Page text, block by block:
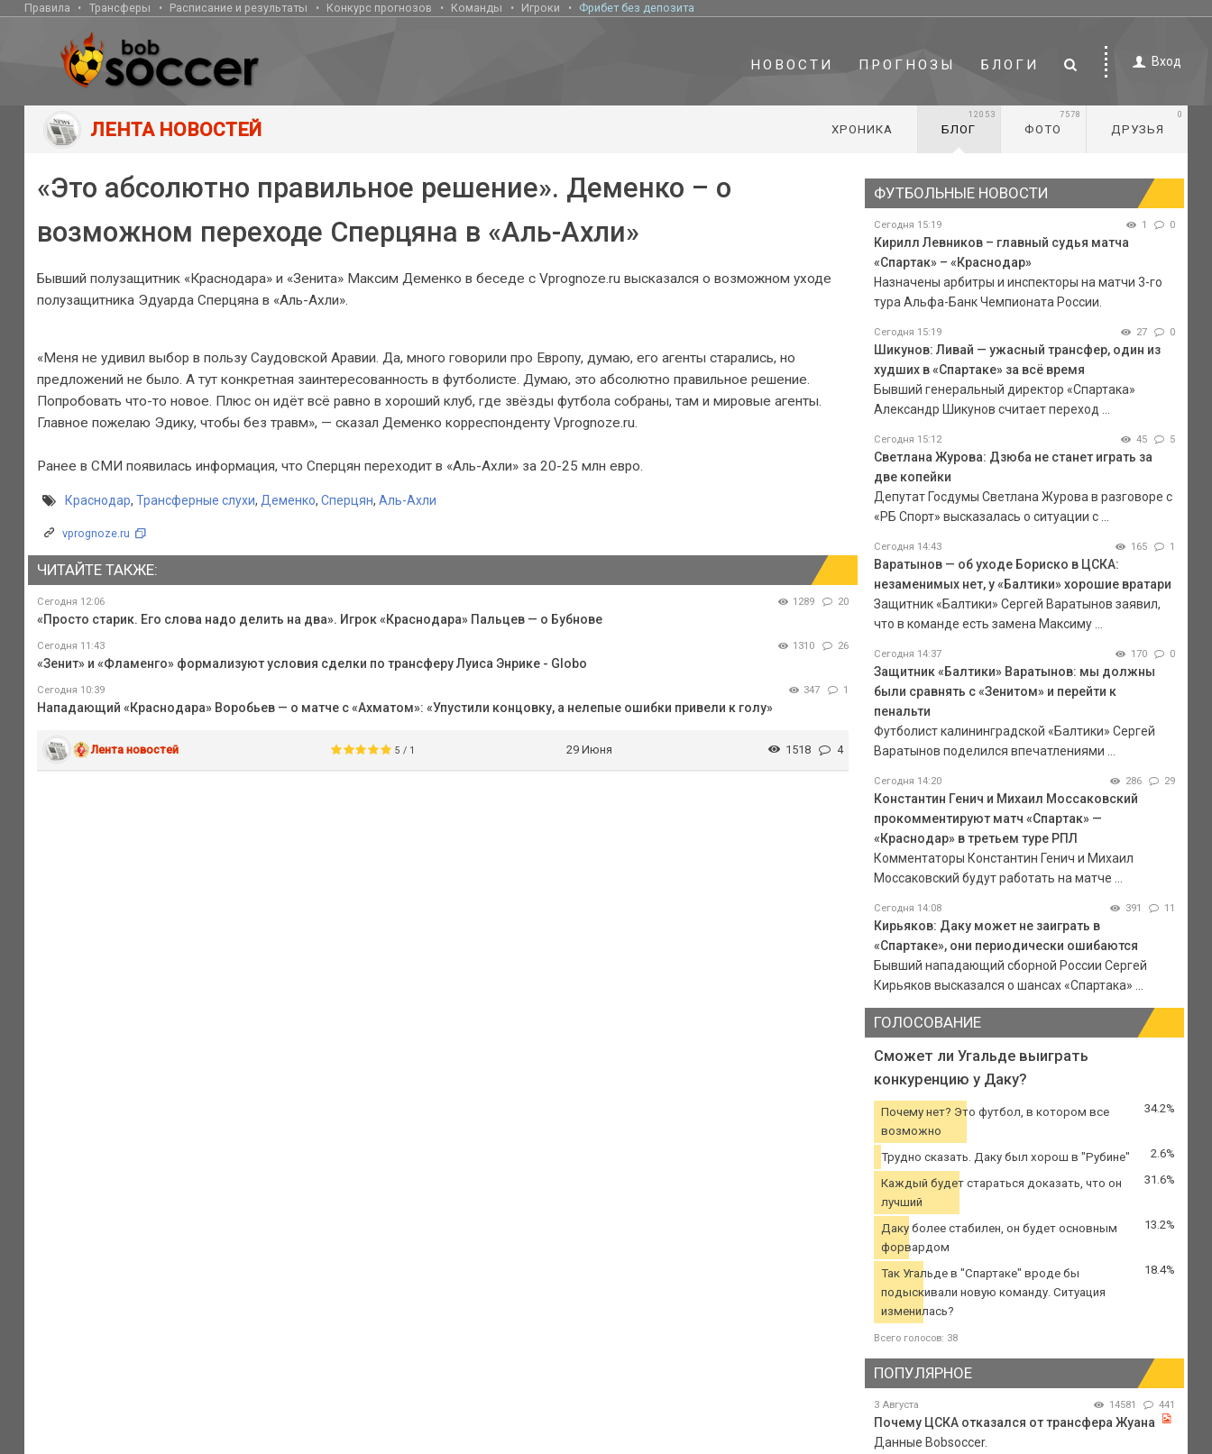
Правила Трансферы Расписание и результаты Конкурс прогнозов Команды Игроки Фрибет без депозита
НОВОСТИ ПРОГНОЗЫ БЛОГИ Вход
ЛЕНТА НОВОСТЕЙ ХРОНИКА БЛОГ
12053
ФОТО
7578
ДРУЗЬЯ
0
«Это абсолютно правильное решение». Деменко – о
возможном переходе Сперцяна в «Аль-Ахли»
Бывший полузащитник «Краснодара» и «Зенита» Максим Деменко в беседе с Vprognoze.ru высказался о возможном уходе
полузащитника Эдуарда Сперцяна в «Аль-Ахли».
«Меня не удивил выбор в пользу Саудовской Аравии. Да, много говорили про Европу, думаю, его агенты старались, но
предложений не было. А тут конкретная заинтересованность в футболисте. Думаю, это абсолютно правильное решение.
Попробовать что-то новое. Плюс он идёт всё равно в хороший клуб, где звёзды футбола собраны, там и мировые агенты.
Главное пожелаю Эдику, чтобы без травм», — сказал Деменко корреспонденту Vprognoze.ru.
Ранее в СМИ появилась информация, что Сперцян переходит в «Аль-Ахли» за 20-25 млн евро.
Краснодар, Трансферные слухи, Деменко, Сперцян, Аль-Ахли
vprognoze.ru
ЧИТАЙТЕ ТАКЖЕ:
Сегодня 12:06 1289 20
«Просто старик. Его слова надо делить на два». Игрок «Краснодара» Пальцев — о Бубнове
Сегодня 11:43 1310 26
«Зенит» и «Фламенго» формализуют условия сделки по трансферу Луиса Энрике - Globo
Сегодня 10:39 347 1
Нападающий «Краснодара» Воробьев — о матче с «Ахматом»: «Упустили концовку, а нелепые ошибки привели к голу»
Лента новостей 5 / 1 29 Июня 1518 4
ФУТБОЛЬНЫЕ НОВОСТИ
Сегодня 15:19 1 0
Кирилл Левников – главный судья матча
«Спартак» – «Краснодар»
Назначены арбитры и инспекторы на матчи 3-го
тура Альфа-Банк Чемпионата России.
Сегодня 15:19 27 0
Шикунов: Ливай — ужасный трансфер, один из
худших в «Спартаке» за всё время
Бывший генеральный директор «Спартака»
Александр Шикунов считает переход ...
Сегодня 15:12 45 5
Светлана Журова: Дзюба не станет играть за
две копейки
Депутат Госдумы Светлана Журова в разговоре с
«РБ Спорт» высказалась о ситуации с ...
Сегодня 14:43 165 1
Варатынов — об уходе Бориско в ЦСКА:
незаменимых нет, у «Балтики» хорошие вратари
Защитник «Балтики» Сергей Варатынов заявил,
что в команде есть замена Максиму ...
Сегодня 14:37 170 0
Защитник «Балтики» Варатынов: мы должны
были сравнять с «Зенитом» и перейти к
пенальти
Футболист калининградской «Балтики» Сергей
Варатынов поделился впечатлениями ...
Сегодня 14:20 286 29
Константин Генич и Михаил Моссаковский
прокомментируют матч «Спартак» —
«Краснодар» в третьем туре РПЛ
Комментаторы Константин Генич и Михаил
Моссаковский будут работать на матче ...
Сегодня 14:08 391 11
Кирьяков: Даку может не заиграть в
«Спартаке», они периодически ошибаются
Бывший нападающий сборной России Сергей
Кирьяков высказался о шансах «Спартака» ...
ГОЛОСОВАНИЕ
Сможет ли Угальде выиграть
конкуренцию у Даку?
Почему нет? Это футбол, в котором все
возможно
34.2%
Трудно сказать. Даку был хорош в "Рубине" 2.6%
Каждый будет стараться доказать, что он
лучший
31.6%
Даку более стабилен, он будет основным
форвардом
13.2%
Так Угальде в "Спартаке" вроде бы
подыскивали новую команду. Ситуация
изменилась?
18.4%
Всего голосов: 38
ПОПУЛЯРНОЕ
3 Августа 14581 441
Почему ЦСКА отказался от трансфера Жуана
Данные Bobsoccer.